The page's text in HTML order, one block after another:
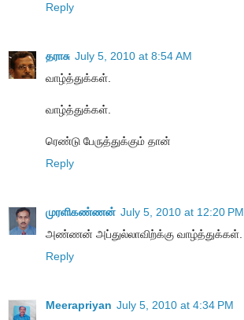
Reply
தராசு July 5, 2010 at 8:54 AM
வாழ்த்துக்கள்.
வாழ்த்துக்கள்.
ரெண்டு பேருத்துக்கும் தான்
Reply
முரளிகண்ணன் July 5, 2010 at 12:20 PM
அண்ணன் அப்துல்லாவிற்க்கு வாழ்த்துக்கள்.
Reply
Meerapriyan July 5, 2010 at 4:34 PM